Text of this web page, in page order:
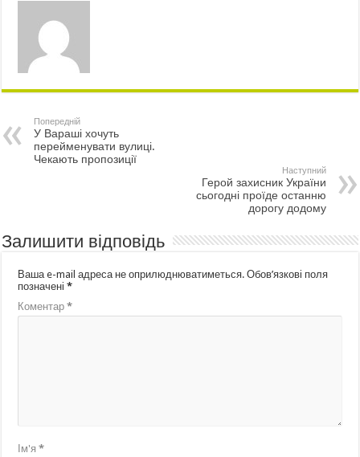
Попередній
У Вараші хочуть
перейменувати вулиці.
Чекають пропозиції
Наступний
Герой захисник України
сьогодні проїде останню
дорогу додому
Залишити відповідь
Ваша e-mail адреса не оприлюднюватиметься. Обов’язкові поля
позначені*
Коментар*
Ім'я*